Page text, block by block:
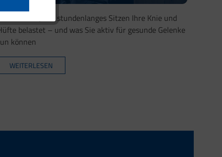
Sie, wie stundenlanges Sitzen Ihre Knie und
belastet – und was Sie aktiv für gesunde Gelenke
können
WEITERLESEN